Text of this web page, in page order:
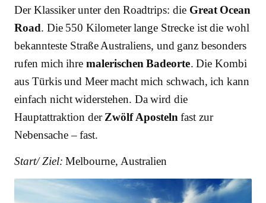
Der Klassiker unter den Roadtrips: die Great Ocean
Road. Die 550 Kilometer lange Strecke ist die wohl
bekannteste Straße Australiens, und ganz besonders
rufen mich ihre malerischen Badeorte. Die Kombi
aus Türkis und Meer macht mich schwach, ich kann
einfach nicht widerstehen. Da wird die
Hauptattraktion derZwölf Aposteln fast zur
Nebensache – fast.
Start/ Ziel: Melbourne, Australien